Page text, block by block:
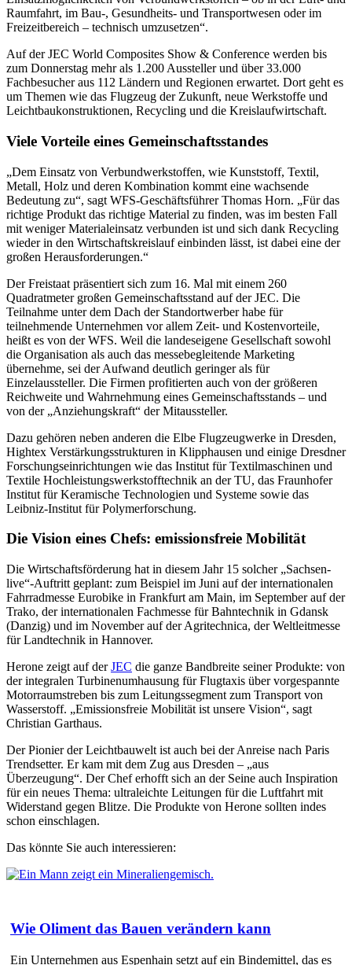
Raumfahrt, im Bau-, Gesundheits- und Transportwesen oder im
Freizeitbereich – technisch umzusetzen“.
Auf der JEC World Composites Show & Conference werden bis
zum Donnerstag mehr als 1.200 Aussteller und über 33.000
Fachbesucher aus 112 Ländern und Regionen erwartet. Dort geht es
um Themen wie das Flugzeug der Zukunft, neue Werkstoffe und
Leichtbaukonstruktionen, Recycling und die Kreislaufwirtschaft.
Viele Vorteile eines Gemeinschaftsstandes
„Dem Einsatz von Verbundwerkstoffen, wie Kunststoff, Textil,
Metall, Holz und deren Kombination kommt eine wachsende
Bedeutung zu“, sagt WFS-Geschäftsführer Thomas Horn. „Für das
richtige Produkt das richtige Material zu finden, was im besten Fall
mit weniger Materialeinsatz verbunden ist und sich dank Recycling
wieder in den Wirtschaftskreislauf einbinden lässt, ist dabei eine der
großen Herausforderungen.“
Der Freistaat präsentiert sich zum 16. Mal mit einem 260
Quadratmeter großen Gemeinschaftsstand auf der JEC. Die
Teilnahme unter dem Dach der Standortwerber habe für
teilnehmende Unternehmen vor allem Zeit- und Kostenvorteile,
heißt es von der WFS. Weil die landeseigene Gesellschaft sowohl
die Organisation als auch das messebegleitende Marketing
übernehme, sei der Aufwand deutlich geringer als für
Einzelaussteller. Die Firmen profitierten auch von der größeren
Reichweite und Wahrnehmung eines Gemeinschaftsstands – und
von der „Anziehungskraft“ der Mitaussteller.
Dazu gehören neben anderen die Elbe Flugzeugwerke in Dresden,
Hightex Verstärkungsstrukturen in Klipphausen und einige Dresdner
Forschungseinrichtungen wie das Institut für Textilmaschinen und
Textile Hochleistungswerkstofftechnik an der TU, das Fraunhofer
Institut für Keramische Technologien und Systeme sowie das
Leibniz-Institut für Polymerforschung.
Die Vision eines Chefs: emissionsfreie Mobilität
Die Wirtschaftsförderung hat in diesem Jahr 15 solcher „Sachsen-
live“-Auftritt geplant: zum Beispiel im Juni auf der internationalen
Fahrradmesse Eurobike in Frankfurt am Main, im September auf der
Trako, der internationalen Fachmesse für Bahntechnik in Gdansk
(Danzig) und im November auf der Agritechnica, der Weltleitmesse
für Landtechnik in Hannover.
Herone zeigt auf derJEC die ganze Bandbreite seiner Produkte: von
der integralen Turbinenumhausung für Flugtaxis über vorgespannte
Motorraumstreben bis zum Leitungssegment zum Transport von
Wasserstoff. „Emissionsfreie Mobilität ist unsere Vision“, sagt
Christian Garthaus.
Der Pionier der Leichtbauwelt ist auch bei der Anreise nach Paris
Trendsetter. Er kam mit dem Zug aus Dresden – „aus
Überzeugung“. Der Chef erhofft sich an der Seine auch Inspiration
für ein neues Thema: ultraleichte Leitungen für die Luftfahrt mit
Widerstand gegen Blitze. Die Produkte von Herone sollten indes
schon einschlagen.
Das könnte Sie auch interessieren:
Wie Oliment das Bauen verändern kann
Ein Unternehmen aus Espenhain setzt auf ein Bindemittel, das es